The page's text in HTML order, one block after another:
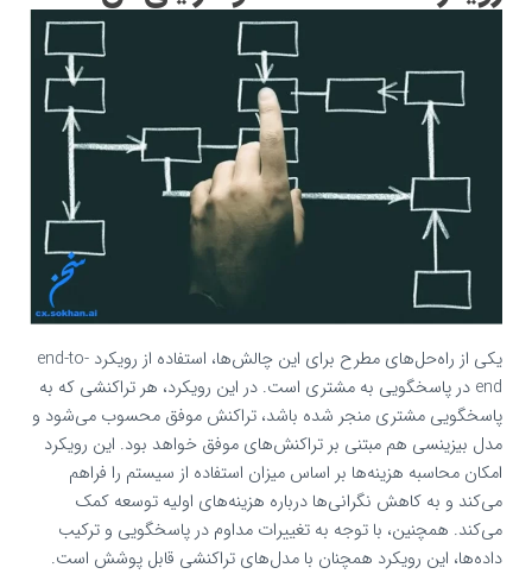
یکی از راه‌حل‌های مطرح برای این چالش‌ها، استفاده از رویکرد end-to-
end در پاسخگویی به مشتری است. در این رویکرد، هر تراکنشی که به
پاسخگویی مشتری منجر شده باشد، تراکنش موفق محسوب می‌شود و
مدل بیزینسی هم مبتنی بر تراکنش‌های موفق خواهد بود. این رویکرد
امکان محاسبه هزینه‌ها بر اساس میزان استفاده از سیستم را فراهم
می‌کند و به کاهش نگرانی‌ها درباره هزینه‌های اولیه توسعه کمک
می‌کند. همچنین، با توجه به تغییرات مداوم در پاسخگویی و ترکیب
داده‌ها، این رویکرد همچنان با مدل‌های تراکنشی قابل پوشش است.